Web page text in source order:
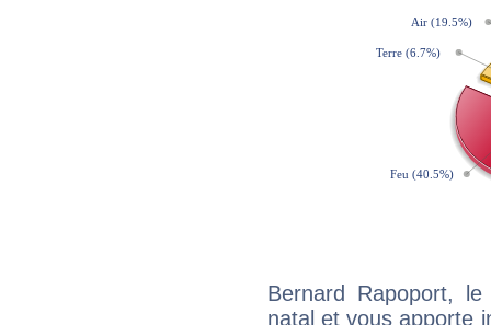
Bernard Rapoport,
natal et vous apporte